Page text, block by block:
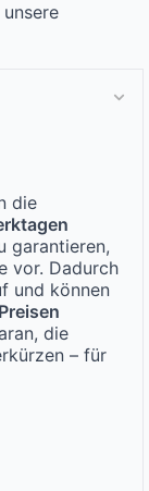
die
garantieren,
vor. Dadurch
und können
die
– für